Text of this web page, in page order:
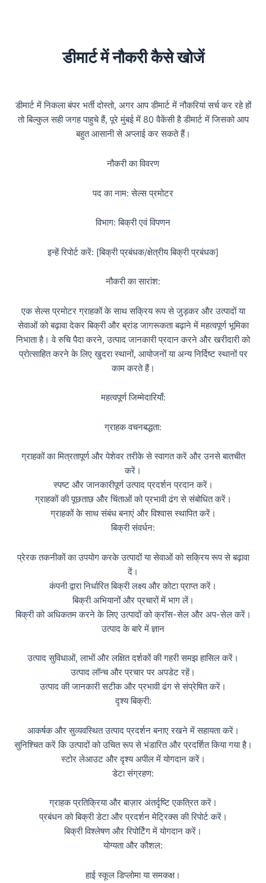
डीमार्ट में नौकरी कैसे खोजें
डीमार्ट में निकला बंपर भर्ती दोस्तो, अगर आप डीमार्ट में नौकरियां सर्च कर रहे हों
तो बिल्कुल सही जगह पाहुचे हैं, पूरे मुंबई में 80 वैकेंसी है डीमार्ट में जिसको आप
बहुत आसानी से अप्लाई कर सकते हैं।
नौकरी का विवरण
पद का नाम: सेल्स प्रमोटर
विभाग: बिक्री एवं विपणन
इन्हें रिपोर्ट करें: [बिक्री प्रबंधक/क्षेत्रीय बिक्री प्रबंधक]
नौकरी का सारांश:
एक सेल्स प्रमोटर ग्राहकों के साथ सक्रिय रूप से जुड़कर और उत्पादों या
सेवाओं को बढ़ावा देकर बिक्री और ब्रांड जागरूकता बढ़ाने में महत्वपूर्ण भूमिका
निभाता है। वे रुचि पैदा करने, उत्पाद जानकारी प्रदान करने और खरीदारी को
प्रोत्साहित करने के लिए खुदरा स्थानों, आयोजनों या अन्य निर्दिष्ट स्थानों पर
काम करते हैं।
महत्वपूर्ण जिम्मेदारियाँ:
ग्राहक वचनबद्धता:
ग्राहकों का मित्रतापूर्ण और पेशेवर तरीके से स्वागत करें और उनसे बातचीत
करें।
स्पष्ट और जानकारीपूर्ण उत्पाद प्रदर्शन प्रदान करें।
ग्राहकों की पूछताछ और चिंताओं को प्रभावी ढंग से संबोधित करें।
ग्राहकों के साथ संबंध बनाएं और विश्वास स्थापित करें।
बिक्री संवर्धन:
प्रेरक तकनीकों का उपयोग करके उत्पादों या सेवाओं को सक्रिय रूप से बढ़ावा
दें।
कंपनी द्वारा निर्धारित बिक्री लक्ष्य और कोटा प्राप्त करें।
बिक्री अभियानों और प्रचारों में भाग लें।
बिक्री को अधिकतम करने के लिए उत्पादों को क्रॉस-सेल और अप-सेल करें।
उत्पाद के बारे में ज्ञान
उत्पाद सुविधाओं, लाभों और लक्षित दर्शकों की गहरी समझ हासिल करें।
उत्पाद लॉन्च और प्रचार पर अपडेट रहें।
उत्पाद की जानकारी सटीक और प्रभावी ढंग से संप्रेषित करें।
दृश्य बिक्री:
आकर्षक और सुव्यवस्थित उत्पाद प्रदर्शन बनाए रखने में सहायता करें।
सुनिश्चित करें कि उत्पादों को उचित रूप से भंडारित और प्रदर्शित किया गया है।
स्टोर लेआउट और दृश्य अपील में योगदान करें।
डेटा संग्रहण:
ग्राहक प्रतिक्रिया और बाज़ार अंतर्दृष्टि एकत्रित करें।
प्रबंधन को बिक्री डेटा और प्रदर्शन मेट्रिक्स की रिपोर्ट करें।
बिक्री विश्लेषण और रिपोर्टिंग में योगदान करें।
योग्यता और कौशल:
हाई स्कूल डिप्लोमा या समकक्ष।